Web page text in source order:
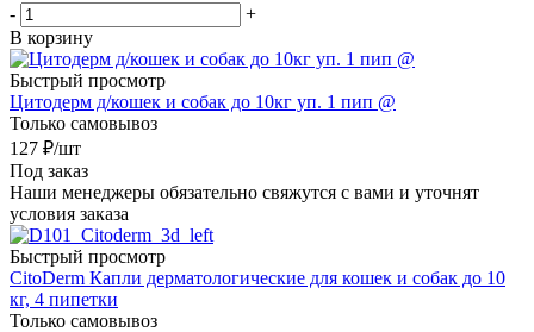
-
+
В корзину
Быстрый просмотр
Цитодерм д/кошек и собак до 10кг уп. 1 пип @
Только самовывоз
127 ₽/шт
Под заказ
Наши менеджеры обязательно свяжутся с вами и уточнят
условия заказа
Быстрый просмотр
CitoDerm Капли дерматологические для кошек и собак до 10
кг, 4 пипетки
Только самовывоз